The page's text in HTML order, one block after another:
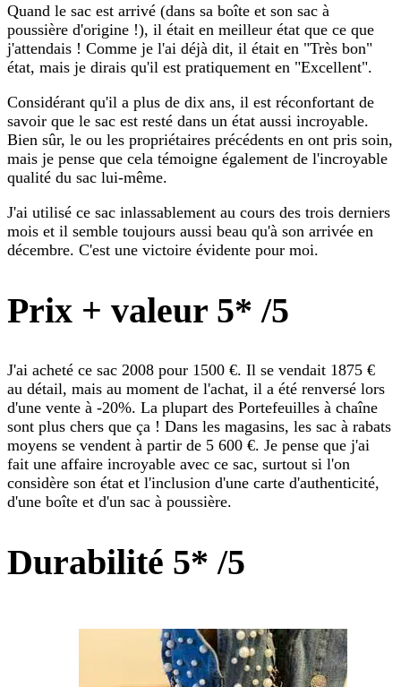
Quand le sac est arrivé (dans sa boîte et son sac à
poussière d'origine !), il était en meilleur état que ce que
j'attendais ! Comme je l'ai déjà dit, il était en "Très bon"
état, mais je dirais qu'il est pratiquement en "Excellent".
Considérant qu'il a plus de dix ans, il est réconfortant de
savoir que le sac est resté dans un état aussi incroyable.
Bien sûr, le ou les propriétaires précédents en ont pris soin,
mais je pense que cela témoigne également de l'incroyable
qualité du sac lui-même.
J'ai utilisé ce sac inlassablement au cours des trois derniers
mois et il semble toujours aussi beau qu'à son arrivée en
décembre. C'est une victoire évidente pour moi.
Prix + valeur 5* /5
J'ai acheté ce sac 2008 pour 1500 €. Il se vendait 1875 €
au détail, mais au moment de l'achat, il a été renversé lors
d'une vente à -20%. La plupart des Portefeuilles à chaîne
sont plus chers que ça ! Dans les magasins, les sac à rabats
moyens se vendent à partir de 5 600 €. Je pense que j'ai
fait une affaire incroyable avec ce sac, surtout si l'on
considère son état et l'inclusion d'une carte d'authenticité,
d'une boîte et d'un sac à poussière.
Durabilité 5* /5